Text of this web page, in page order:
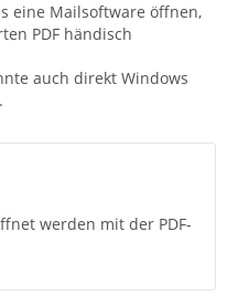
eine Mailsoftware öffnen,
PDF händisch
auch direkt Windows
werden mit der PDF-